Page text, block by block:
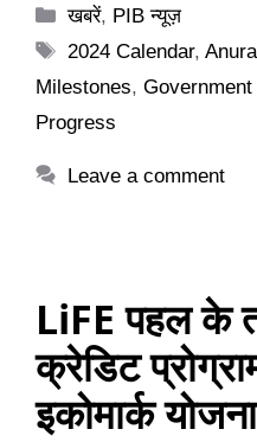
Categories
खबरें, PIB न्यूज़
Tags
2024 Calendar,
Milestones,
Progress
Leave a comment
LiFE पहल के
क्रेडिट
इकोमार्क